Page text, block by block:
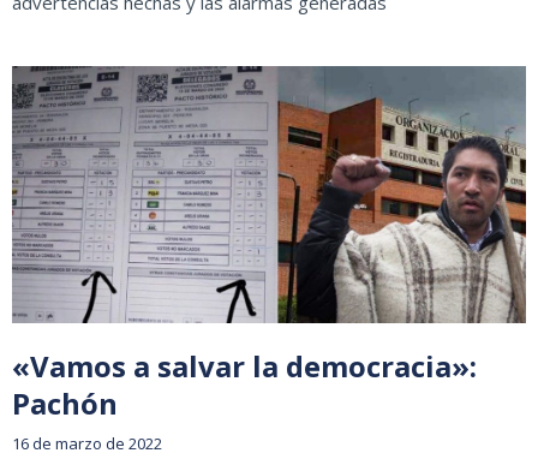
«Vamos a salvar la democracia»:
Pachón
16 de marzo de 2022